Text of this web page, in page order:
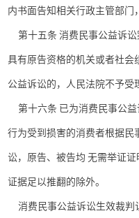
内书面告知相关行政主管部门
第十五条 消费民事公益诉讼
具有原告资格的机关或者社会
公益诉讼的，人民法院不予受
第十六条 已为消费民事公益
行为受到损害的消费者根据民
讼，原告、被告均 无需举证证
证据足以推翻的除外。
消费民事公益诉讼生效裁判